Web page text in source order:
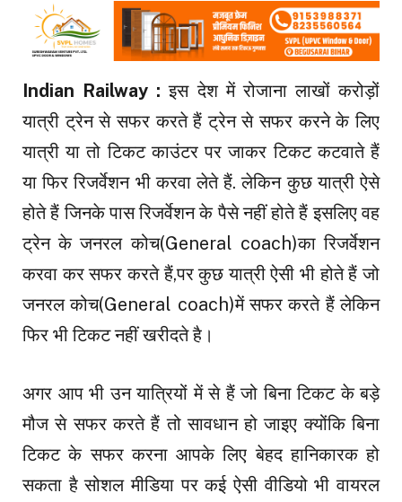
Indian Railway :इस देश में रोजाना लाखों करोड़ों
यात्री ट्रेन से सफर करते हैं ट्रेन से सफर करने के लिए
यात्री या तो टिकट काउंटर पर जाकर टिकट कटवाते हैं
या फिर रिजर्वेशन भी करवा लेते हैं. लेकिन कुछ यात्री ऐसे
होते हैं जिनके पास रिजर्वेशन के पैसे नहीं होते हैं इसलिए वह
ट्रेन के जनरल कोच(General coach)का रिजर्वेशन
करवा कर सफर करते हैं,पर कुछ यात्री ऐसी भी होते हैं जो
जनरल कोच(General coach)में सफर करते हैं लेकिन
फिर भी टिकट नहीं खरीदते है।
अगर आप भी उन यात्रियों में से हैं जो बिना टिकट के बड़े
मौज से सफर करते हैं तो सावधान हो जाइए क्योंकि बिना
टिकट के सफर करना आपके लिए बेहद हानिकारक हो
सकता है सोशल मीडिया पर कई ऐसी वीडियो भी वायरल